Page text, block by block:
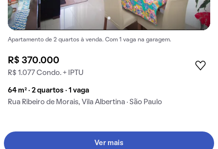
Apartamento de 2 quartos à venda. Com 1 vaga na garagem.
R$ 370.000
R$ 1.077 Condo. + IPTU
64 m² · 2 quartos · 1 vaga
Rua Ribeiro de Morais, Vila Albertina · São Paulo
Ver mais